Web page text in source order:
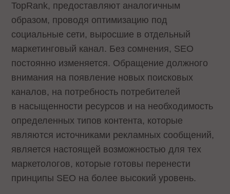
TopRank, предоставляют аналогичным
образом, проводя оптимизацию под
социальные сети, выросшие в отдельный
маркетинговый канал. Без сомнения, SEO
постоянно изменяется. Обращение должного
внимания на появление новых поисковых
каналов, на потребность потребителей
в насыщенности ресурсов и на необходимость
определенных типов контента, которые
являются источниками рекламных сообщений,
является настоящей возможностью для тех
маркетологов, которые готовы перенести
принципы SEO на более высокий уровень.